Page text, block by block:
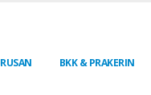
BKK & PRAKERIN